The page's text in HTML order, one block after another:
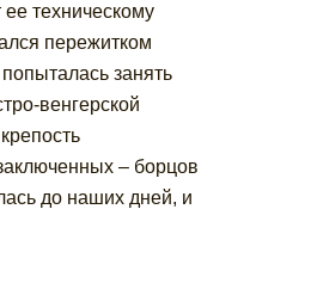
техническому
пережитком
занять
венгерской
– борцов
до наших дней, и